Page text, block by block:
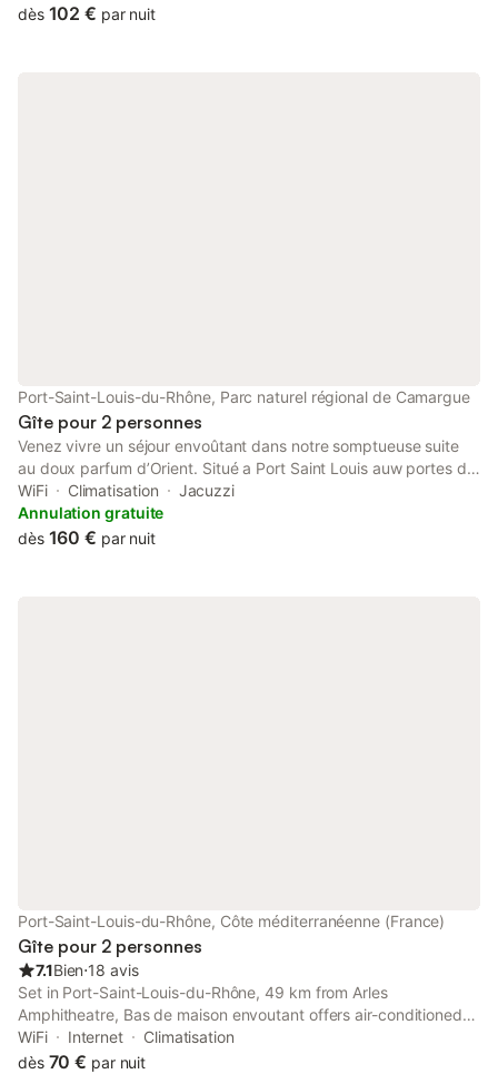
terrace, mini-golf, free private parking and free WiFi.
dès 102 € par nuit
Port-Saint-Louis-du-Rhône, Parc naturel régional de Camargue
Gîte pour 2 personnes
Venez vivre un séjour envoûtant dans notre somptueuse suite
au doux parfum d’Orient. Situé a Port Saint Louis auw portes de
la Camargue entre mer et terre. Profitez d’un cadre calme et
reposant avec terrasse et jacuzzi privatifs offrant une vue
imprenable sur l’eau, en bord de plage. Que vous soyez en
WiFi Climatisation
Jacuzzi
Annulation gratuite
dès 160 € par nuit
Port-Saint-Louis-du-Rhône, Côte méditerranéenne (France)
Gîte pour 2 personnes
7.1Bien⋅18 avis
Set in Port-Saint-Louis-du-Rhône, 49 km from Arles
Amphitheatre, Bas de maison envoutant offers air-conditioned
accommodation with a terrace and free WiFi. With inner
courtyard views, this accommodation features a balcony.
WiFi Internet
Climatisation
dès 70 € par nuit